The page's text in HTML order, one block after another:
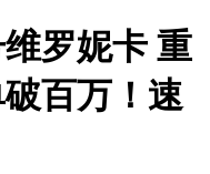
维罗妮卡 重
百万！速